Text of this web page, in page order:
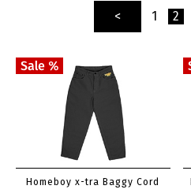
< 1 2
Homeboy x-tra Baggy Cord